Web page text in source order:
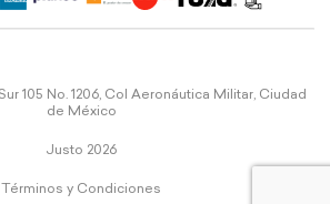
105 No. 1206, Col Aeronáutica Militar, Ciudad
de México
Justo 2026
Términos y Condiciones